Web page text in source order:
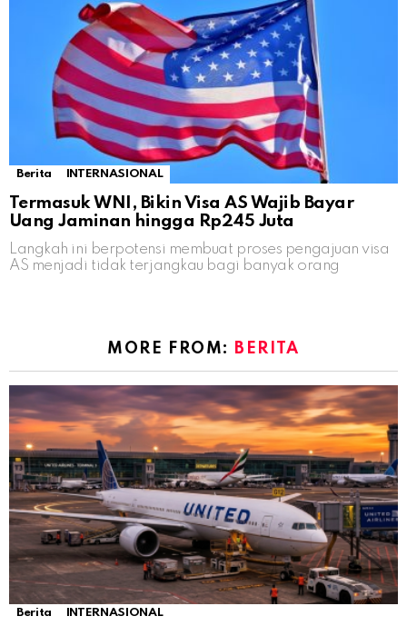
Berita INTERNASIONAL
Termasuk WNI, Bikin Visa AS Wajib Bayar
Uang Jaminan hingga Rp245 Juta
Langkah ini berpotensi membuat proses pengajuan visa
AS menjadi tidak terjangkau bagi banyak orang
MORE FROM: BERITA
Berita INTERNASIONAL